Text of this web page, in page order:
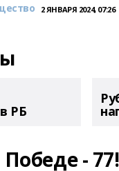
2 ЯНВАРЯ 2024, 07:26
РБ
- 77!